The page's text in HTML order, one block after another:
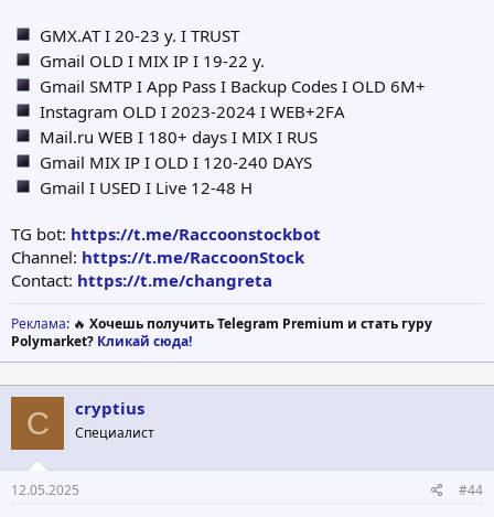
GMX.AT I 20-23 y. I TRUST
Gmail OLD I MIX IP I 19-22 y.
Gmail SMTP I App Pass I Backup Codes I OLD 6M+
Instagram OLD I 2023-2024 I WEB+2FA
Mail.ru WEB I 180+ days I MIX I RUS
Gmail MIX IP I OLD I 120-240 DAYS
Gmail I USED I Live 12-48 H
TG bot: https://t.me/Raccoonstockbot
Channel: https://t.me/RaccoonStock
Contact: https://t.me/changreta
Реклама: 🔥 Хочешь получить Telegram Premium и стать гуру
Polymarket? Кликай сюда!
C cryptius
Специалист
12.05.2025 #44